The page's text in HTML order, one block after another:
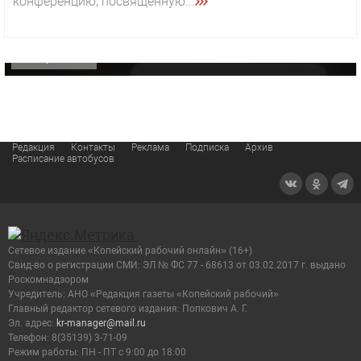
«Звезда» Метрана стала главным героем нового
Редакция Контакты Реклама Подписка
Архив
Расписание автобусов
Сетевое издание «Копейский рабочий онлайн» (16+)
Cвид-во о регистрации СМИ: ЭЛ № ФС 77 - 68613 от 03.02.2017 г. выдано
Роскомнадзором
Учредитель: АНО «Редакция газеты «Копейский рабочий»
Главный редактор сетевого издания: Попкович А. Г.
Эл. адрес: kr-manager@mail.ru
Телефон: 8(35139) 3-71-09
Режим работы: ПН - ПТ с 9:00 до 18:00